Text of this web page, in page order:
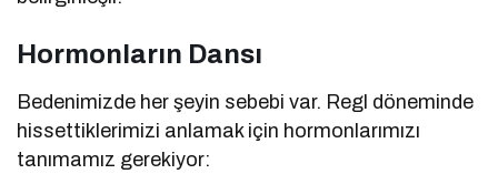
Hormonların Dansı
Bedenimizde her şeyin sebebi var. Regl döneminde
hissettiklerimizi anlamak için hormonlarımızı
tanımamız gerekiyor: